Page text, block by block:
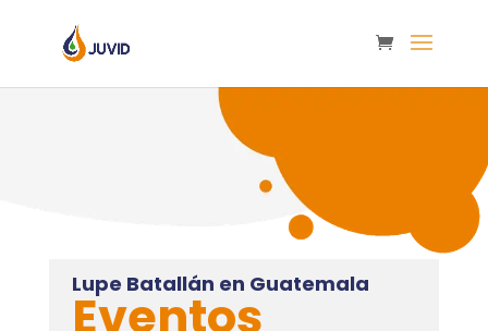
Lupe Batallán en Guatemala
Eventos